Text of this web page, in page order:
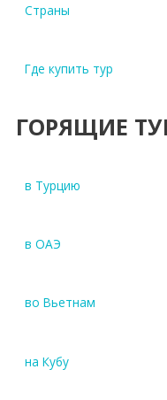
Страны
Где купить тур
ГОРЯЩИЕ
в Турцию
в ОАЭ
во Вьетнам
на Кубу